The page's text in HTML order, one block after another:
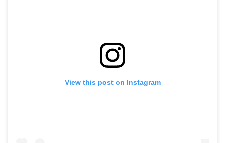
View this post on Instagram